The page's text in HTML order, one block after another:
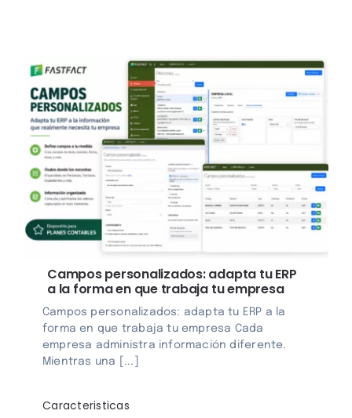
Campos personalizados: adapta tu ERP
a la forma en que trabaja tu empresa
Campos personalizados: adapta tu ERP a la
forma en que trabaja tu empresa Cada
empresa administra información diferente.
Mientras una [...]
Caracteristicas